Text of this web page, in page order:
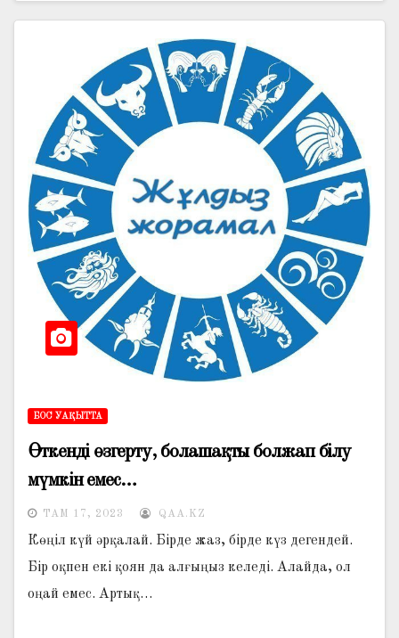
БОС УАҚЫТТА
Өткенді өзгерту, болашақты болжап білу
мүмкін емес…
ТАМ 17, 2023 QAA.KZ
Көңіл күй әрқалай. Бірде жаз, бірде күз дегендей.
Бір оқпен екі қоян да алғыңыз келеді. Алайда, ол
оңай емес. Артық…